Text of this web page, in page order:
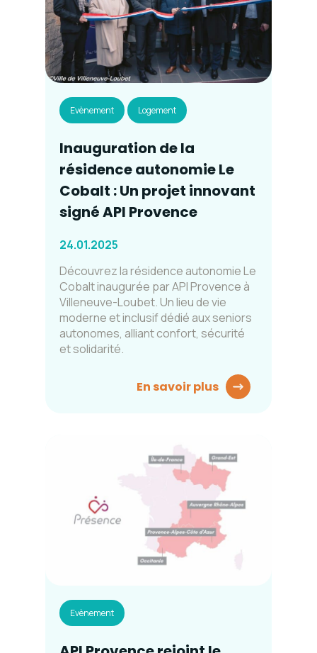
Evènement Logement
Inauguration de la
résidence autonomie Le
Cobalt : Un projet innovant
signé API Provence
24.01.2025
Découvrez la résidence autonomie Le
Cobalt inaugurée par API Provence à
Villeneuve-Loubet. Un lieu de vie
moderne et inclusif dédié aux seniors
autonomes, alliant confort, sécurité
et solidarité.
En savoir plus
Evènement